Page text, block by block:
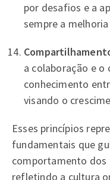
por desafios e a
sempre a
a colaboração e
conhecimento
visando o
Esses princípios
fundamentais que
comportamento dos
refletindo a cultura